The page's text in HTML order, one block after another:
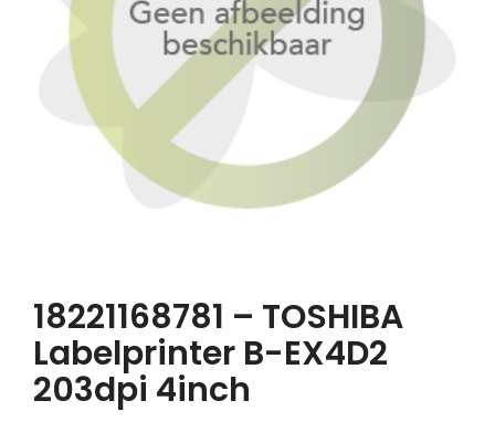
18221168781 – TOSHIBA
Labelprinter B-EX4D2
203dpi 4inch